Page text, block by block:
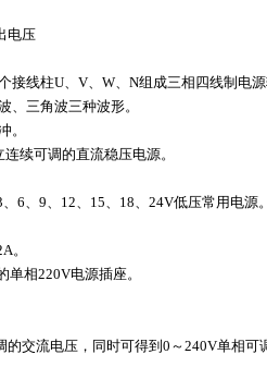
压
线柱U、V、W、N组成三相四线制电源
三角波三种波形。
。
续可调的直流稳压电源。
、9、12、15、18、24V低压常用电源。
220V电源插座。
电压，同时可得到0～240V单相可调